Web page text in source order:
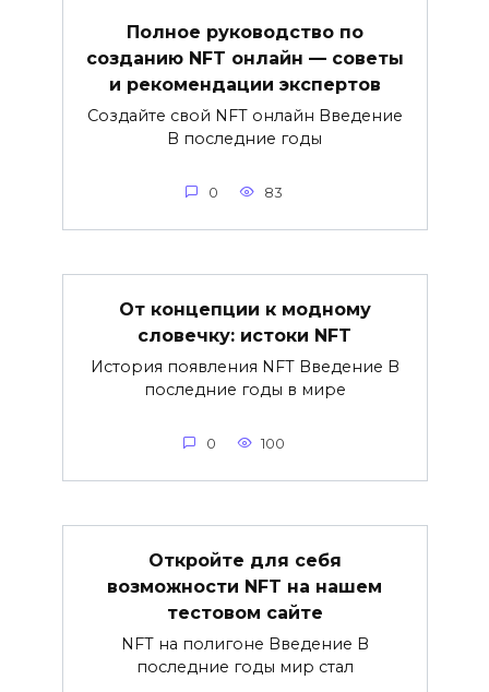
Полное руководство по
созданию NFT онлайн — советы
и рекомендации экспертов
Создайте свой NFT онлайн Введение
В последние годы
0 83
От концепции к модному
словечку: истоки NFT
История появления NFT Введение В
последние годы в мире
0 100
Откройте для себя
возможности NFT на нашем
тестовом сайте
NFT на полигоне Введение В
последние годы мир стал